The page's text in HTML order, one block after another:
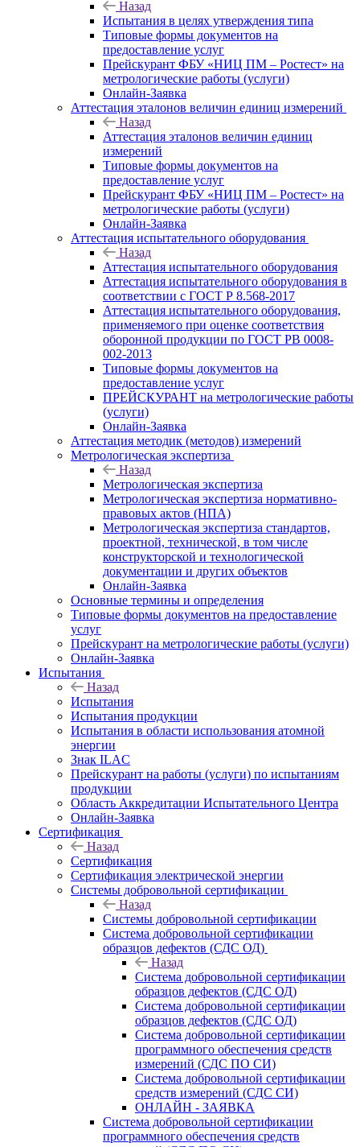
Назад
Испытания в целях утверждения типа
Типовые формы документов на
предоставление услуг
Прейскурант ФБУ «НИЦ ПМ – Ростест» на
метрологические работы (услуги)
Онлайн-Заявка
Аттестация эталонов величин единиц измерений
Назад
Аттестация эталонов величин единиц
измерений
Типовые формы документов на
предоставление услуг
Прейскурант ФБУ «НИЦ ПМ – Ростест» на
метрологические работы (услуги)
Онлайн-Заявка
Аттестация испытательного оборудования
Назад
Аттестация испытательного оборудования
Аттестация испытательного оборудования в
соответствии с ГОСТ Р 8.568-2017
Аттестация испытательного оборудования,
применяемого при оценке соответствия
оборонной продукции по ГОСТ РВ 0008-
002-2013
Типовые формы документов на
предоставление услуг
ПРЕЙСКУРАНТ на метрологические работы
(услуги)
Онлайн-Заявка
Аттестация методик (методов) измерений
Метрологическая экспертиза
Назад
Метрологическая экспертиза
Метрологическая экспертиза нормативно-
правовых актов (НПА)
Метрологическая экспертиза стандартов,
проектной, технической, в том числе
конструкторской и технологической
документации и других объектов
Онлайн-Заявка
Основные термины и определения
Типовые формы документов на предоставление
услуг
Прейскурант на метрологические работы (услуги)
Онлайн-Заявка
Испытания
Назад
Испытания
Испытания продукции
Испытания в области использования атомной
энергии
Знак ILAC
Прейскурант на работы (услуги) по испытаниям
продукции
Область Аккредитации Испытательного Центра
Онлайн-Заявка
Сертификация
Назад
Сертификация
Сертификация электрической энергии
Системы добровольной сертификации
Назад
Системы добровольной сертификации
Система добровольной сертификации
образцов дефектов (СДС ОД)
Назад
Система добровольной сертификации
образцов дефектов (СДС ОД)
Система добровольной сертификации
образцов дефектов (СДС ОД)
Система добровольной сертификации
программного обеспечения средств
измерений (СДС ПО СИ)
Система добровольной сертификации
средств измерений (СДС СИ)
ОНЛАЙН - ЗАЯВКА
Система добровольной сертификации
программного обеспечения средств